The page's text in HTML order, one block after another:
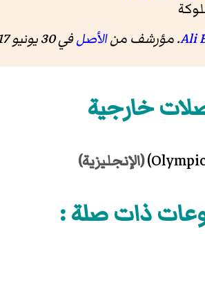
. مؤرشف منالأصلفي 30 يونيو 2017
خارجية
(الإنجليزية)
ذات صلة :